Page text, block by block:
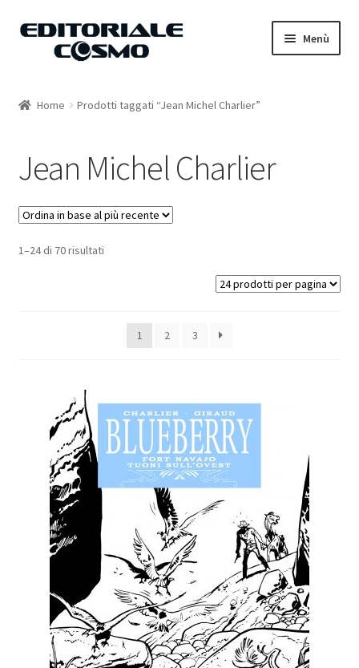
Vai
Vai
Menù
Carrello
Il mio account
Home Prodotti taggati “Jean Michel Charlier”
Jean Michel Charlier
1–24 di 70 risultati
1 2 3